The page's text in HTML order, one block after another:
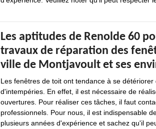
Les aptitudes de Renolde 60
travaux de réparation des
ville de Montjavoult et ses
Les fenêtres de toit ont tendance à se
d'intempéries. En effet, il est nécessaire de
ouvertures. Pour réaliser ces tâches, il faut
professionnels. Pour nous, il est indispensable
plusieurs années d'expérience et sachez qu'il